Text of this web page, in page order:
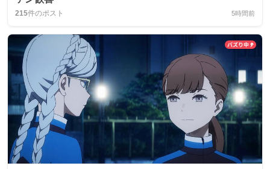
215件のポスト 5時間前